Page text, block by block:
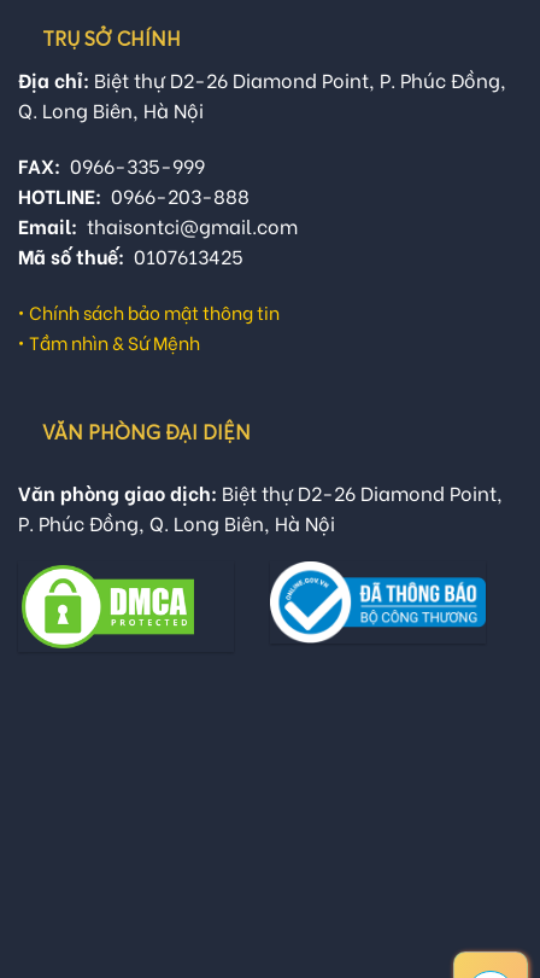
TRỤ SỞ CHÍNH
Địa chỉ: Biệt thự D2-26 Diamond Point, P. Phúc Đồng,
Q. Long Biên, Hà Nội
FAX: 0966-335-999
HOTLINE: 0966-203-888
Email: thaisontci@gmail.com
Mã số thuế: 0107613425
• Chính sách bảo mật thông tin
• Tầm nhìn & Sứ Mệnh
VĂN PHÒNG ĐẠI DIỆN
Văn phòng giao dịch: Biệt thự D2-26 Diamond Point,
P. Phúc Đồng, Q. Long Biên, Hà Nội